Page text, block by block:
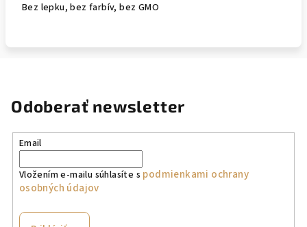
Bez lepku, bez farbív, bez GMO
Odoberať newsletter
Email
Vložením e-mailu súhlasíte s podmienkami ochrany
osobných údajov